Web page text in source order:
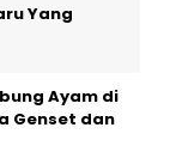
Yang
Ayam di
Genset dan